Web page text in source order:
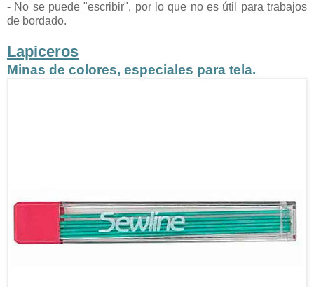
- No se puede "escribir", por lo que no es útil para trabajos
de bordado.
Lapiceros
Minas de colores, especiales para tela.